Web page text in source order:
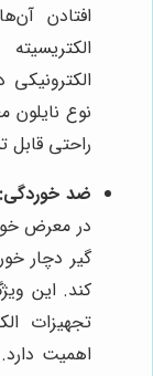
افتادن
نوع
راحتی
ضد خوردگی:
در معرض
گیر دچار
کند. این
تجهیزات
اهمیت